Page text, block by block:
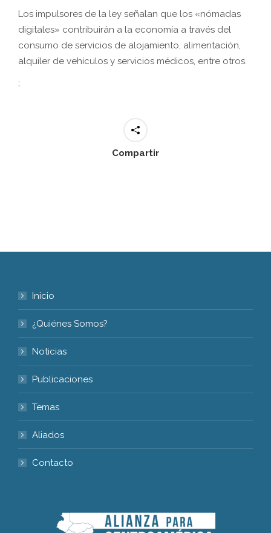
Los impulsores de la ley señalan que los «nómadas
digitales» contribuirán a la economía a través del
consumo de servicios de alojamiento, alimentación,
alquiler de vehículos y servicios médicos, entre otros.
;
Compartir
Inicio
¿Quiénes Somos?
Noticias
Publicaciones
Temas
Aliados
Contacto